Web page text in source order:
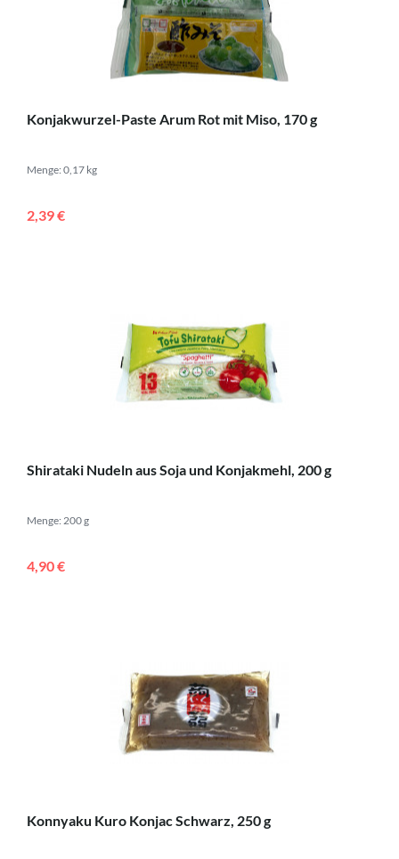
Konjakwurzel-Paste Arum Rot mit Miso, 170 g
Menge: 0,17 kg
2,39 €
Shirataki Nudeln aus Soja und Konjakmehl, 200 g
Menge: 200 g
4,90 €
Konnyaku Kuro Konjac Schwarz, 250 g